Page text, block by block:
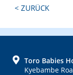
Next
< ZURÜCK
FOOTERToro Babies
Kyebambe